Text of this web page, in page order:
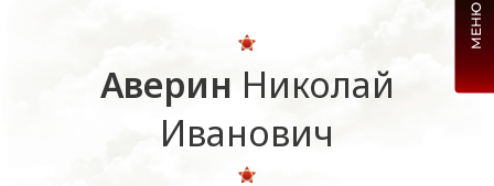
Аверин Николай
Иванович
МЕНЮ